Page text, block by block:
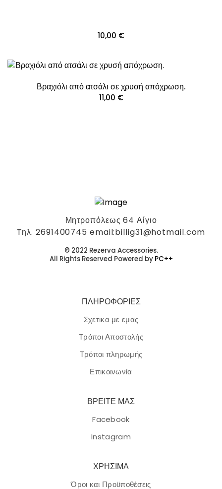
10,00 €
Βραχιόλι από ατσάλι σε χρυσή απόχρωση.
11,00 €
Μητροπόλεως 64 Αίγιο
Tηλ. 2691400745 email:billig31@hotmail.com
© 2022 Rezerva Accessories.
All Rights Reserved Powered by PC++
ΠΛΗΡΟΦΟΡΙΕΣ
Σχετικα με εμας
Τρόποι Αποστολής
Τρόποι πληρωμής
Επικοινωνία
ΒΡΕΙΤΕ ΜΑΣ
Facebook
Instagram
ΧΡΗΣΙΜΑ
Όροι και Προϋποθέσεις